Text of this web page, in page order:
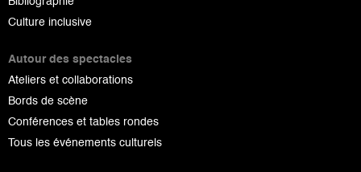
Culture inclusive
Autour des spectacles
Ateliers et collaborations
Bords de scène
Conférences et tables rondes
Tous les événements culturels